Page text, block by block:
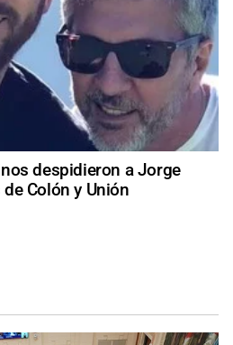
despidieron a Jorge
Colón y Unión